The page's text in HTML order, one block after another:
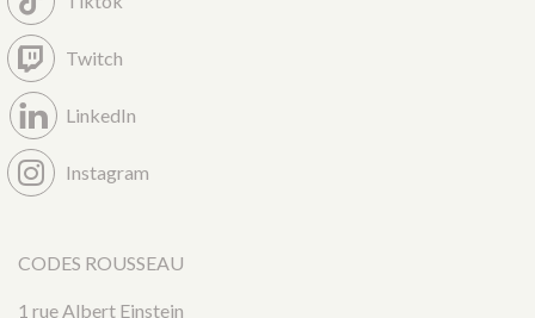
Twitch
LinkedIn
Instagram
CODES ROUSSEAU
1 rue Albert Einstein